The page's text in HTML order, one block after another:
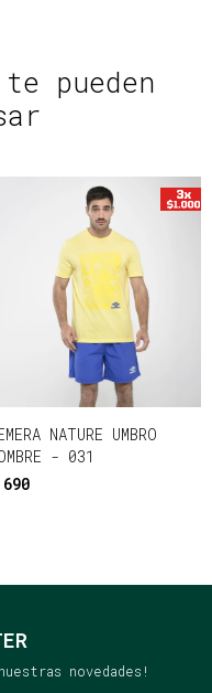
pueden
NATURE UMBRO
- 031
690
novedades!